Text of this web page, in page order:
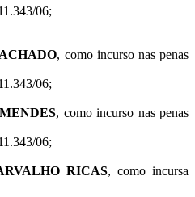
06;
, como incurso nas penas
06;
, como incurso nas penas
06;
RICAS, como incursa